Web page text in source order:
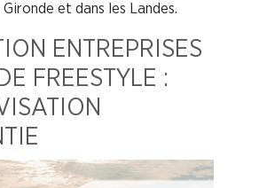
Gironde et dans les Landes.
ENTREPRISES
FREESTYLE :